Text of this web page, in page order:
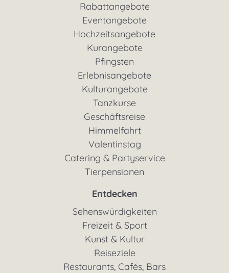
Rabattangebote
Eventangebote
Hochzeitsangebote
Kurangebote
Pfingsten
Erlebnisangebote
Kulturangebote
Tanzkurse
Geschäftsreise
Himmelfahrt
Valentinstag
Catering & Partyservice
Tierpensionen
Entdecken
Sehenswürdigkeiten
Freizeit & Sport
Kunst & Kultur
Reiseziele
Restaurants, Cafés, Bars